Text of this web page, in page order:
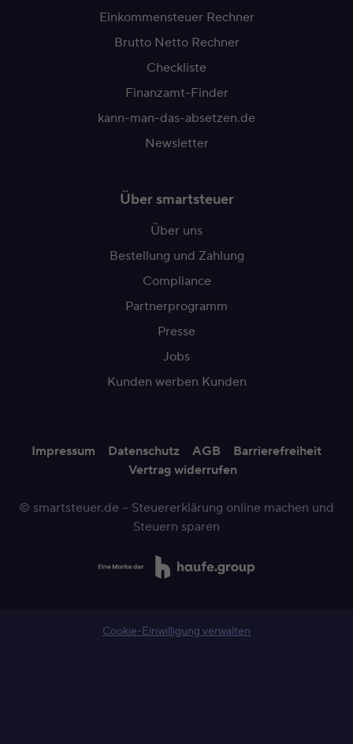
Einkommensteuer Rechner
Brutto Netto Rechner
Checkliste
Finanzamt-Finder
kann-man-das-absetzen.de
Newsletter
Über smartsteuer
Über uns
Bestellung und Zahlung
Compliance
Partnerprogramm
Presse
Jobs
Kunden werben Kunden
Impressum Datenschutz AGB
Barrierefreiheit
Vertrag widerrufen
© smartsteuer.de – Steuererklärung online machen und
Steuern sparen
Cookie-Einwilligung verwalten